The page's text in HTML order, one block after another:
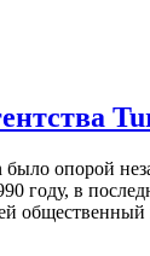
опорой
году, в
общественный